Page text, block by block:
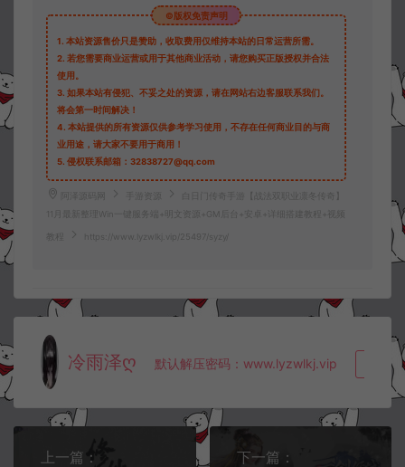
©版权免责声明
1. 本站资源售价只是赞助，收取费用仅维持本站的日常运营所需。
2. 若您需要商业运营或用于其他商业活动，请您购买正版授权并合法
使用。
3. 如果本站有侵犯、不妥之处的资源，请在网站右边客服联系我们。
将会第一时间解决！
4. 本站提供的所有资源仅供参考学习使用，不存在任何商业目的与商
业用途，请大家不要用于商用！
5. 侵权联系邮箱：32838727@qq.com
阿泽源码网 手游资源
白日门传奇手游【战法双职业凛冬传奇】
11月最新整理Win一键服务端+明文资源+GM后台+安卓+详细搭建教程+视频
教程 https://www.lyzwlkj.vip/25497/syzy/
冷雨泽ღ 默认解压密码：www.lyzwlkj.vip 复
上一篇：
下一篇：